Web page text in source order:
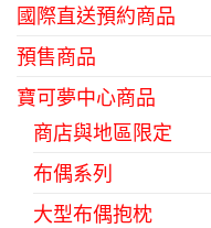
國際直送預約商品
預售商品
寶可夢中心商品
商店與地區限定
布偶系列
大型布偶抱枕